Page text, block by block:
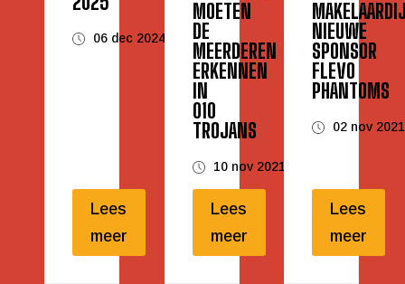
06 dec 2024
Lees
meer
MOETEN
DE
MEERDEREN
ERKENNEN
IN
010
TROJANS
10 nov 2021
Lees
meer
NIEUWE
SPONSOR
FLEVO
PHANTOMS
02 nov 2021
Lees
meer